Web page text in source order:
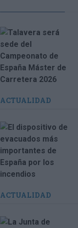
ACTUALIDAD
ACTUALIDAD